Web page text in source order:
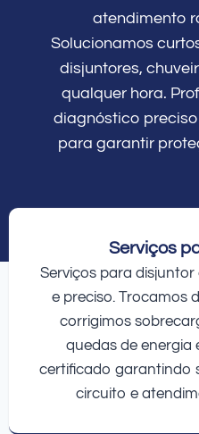
atendimento
Solucionamos
disjuntores,
qualquer hora.
diagnóstico
para garantir
Serviços
Serviços para
e preciso. Trocamos
corrigimos
quedas de energia
certificado garantindo
circuito e